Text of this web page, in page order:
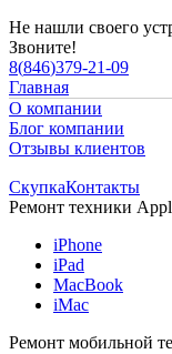
Не нашли своего
Звоните!
8(846)379-21-09
Главная
О компании
Блог компании
Отзывы клиентов
СкупкаКонтакты
Ремонт техники
iPhone
iPad
MacBook
iMac
Ремонт мобильной